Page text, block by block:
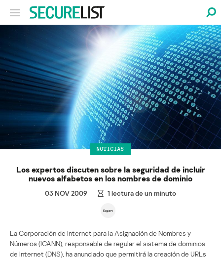
NOTICIAS
Los expertos discuten sobre la seguridad de incluir
nuevos alfabetos en los nombres de dominio
03 NOV 2009 1 lectura de un minuto
La Corporación de Internet para la Asignación de Nombres y
Números (ICANN), responsable de regular el sistema de dominios
de Internet (DNS), ha anunciado que permitirá la creación de URLs